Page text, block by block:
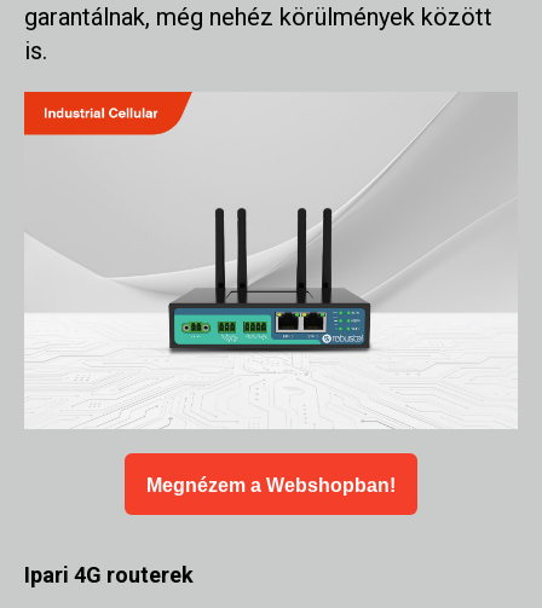
garantálnak, még nehéz körülmények között
is.
Megnézem a Webshopban!
Ipari 4G routerek